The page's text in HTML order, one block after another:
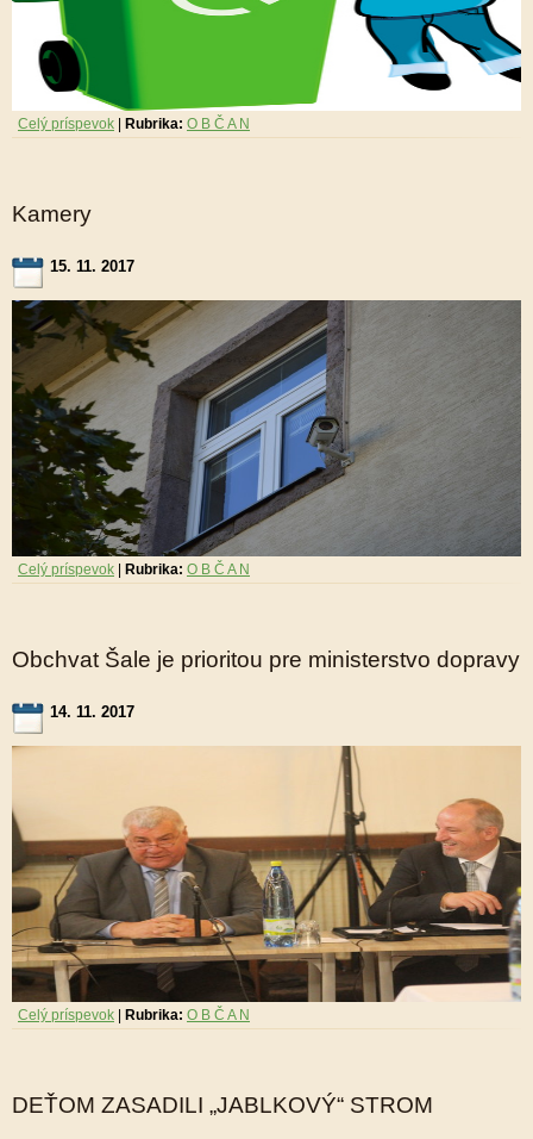
Celý príspevok Rubrika: O B Č A N
Kamery
15. 11. 2017
Celý príspevok Rubrika: O B Č A N
Obchvat Šale je prioritou pre ministerstvo dopravy
14. 11. 2017
Celý príspevok Rubrika: O B Č A N
DEŤOM ZASADILI „JABLKOVÝ“ STROM